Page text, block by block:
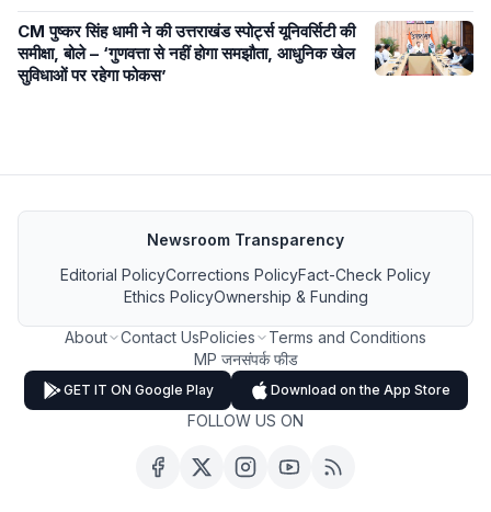
CM पुष्कर सिंह धामी ने की उत्तराखंड स्पोर्ट्स यूनिवर्सिटी की
समीक्षा, बोले – ‘गुणवत्ता से नहीं होगा समझौता, आधुनिक खेल
सुविधाओं पर रहेगा फोकस’
Newsroom Transparency
Editorial PolicyCorrections PolicyFact-Check Policy
Ethics PolicyOwnership & Funding
About Contact UsPolicies
Terms and Conditions
MP जनसंपर्क फीड
GET IT ON Google Play Download on the App Store
FOLLOW US ON